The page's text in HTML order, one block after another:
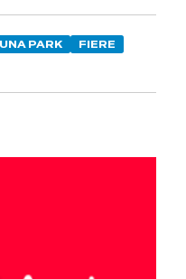
PARK
FIERE